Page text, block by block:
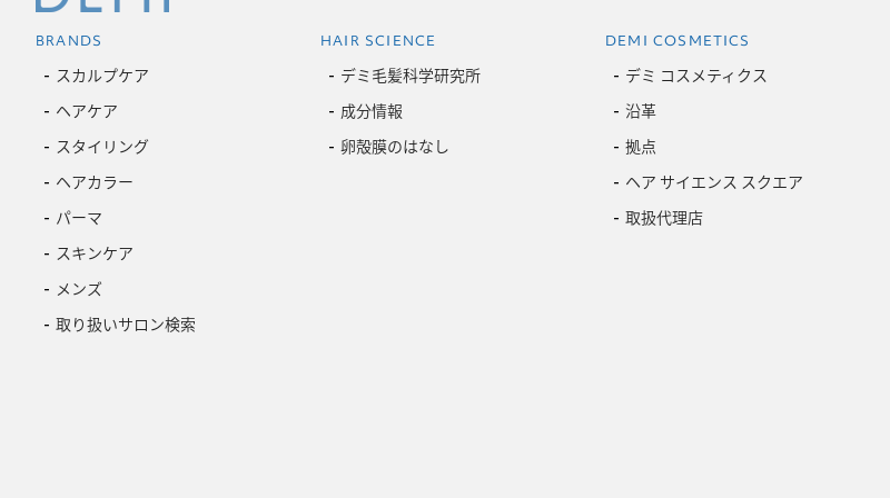
BRANDS
スカルプケア
ヘアケア
スタイリング
ヘアカラー
パーマ
スキンケア
メンズ
取り扱いサロン検索
HAIR SCIENCE
デミ毛髪科学研究所
成分情報
卵殻膜のはなし
DEMI COSMETICS
デミ コスメティクス
沿革
拠点
ヘア サイエンス スクエア
取扱代理店